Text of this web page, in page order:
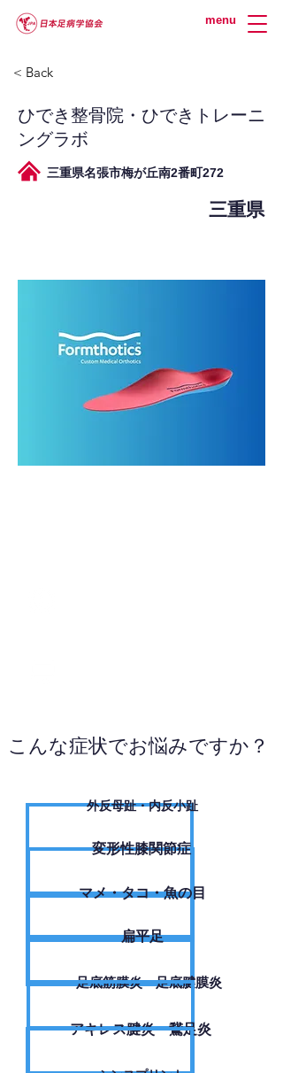
menu
< Back
ひでき整骨院・ひできトレーニ
ングラボ
三重県名張市梅が丘南2番町272
三重県
こんな症状でお悩みですか？
外反母趾・内反小趾
変形性膝関節症
​マメ・タコ・魚の目
扁平足
足底筋膜炎・足底腱膜炎
アキレス腱炎・鵞足炎